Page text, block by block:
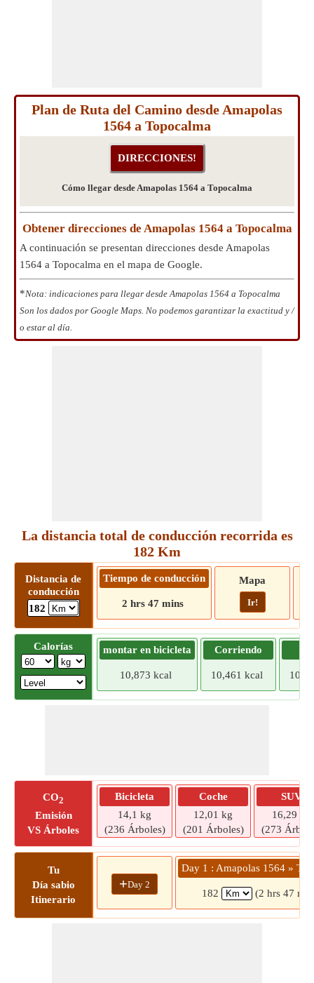
Plan de Ruta del Camino desde Amapolas
1564 a Topocalma
Cómo llegar desde Amapolas 1564 a Topocalma
Obtener direcciones de Amapolas 1564 a Topocalma
A continuación se presentan direcciones desde Amapolas
1564 a Topocalma en el mapa de Google.
*Nota: indicaciones para llegar desde Amapolas 1564 a Topocalma
Son los dados por Google Maps. No podemos garantizar la exactitud y /
o estar al día.
La distancia total de conducción recorrida es
182 Km
Distancia de
conducción
182
Tiempo de conducción
2 hrs 47 mins
Mapa
Ir!
Calorías montar en bicicleta
10,873 kcal
Corriendo
10,461 kcal
CO2
Emisión
VS Árboles
Bicicleta
14,1 kg
(236 Árboles)
Coche
12,01 kg
(201 Árboles)
SUV
16,29 kg
(273
Tu
Día sabio
Itinerario
+Day 2
Day 1 : Amapolas 1564 »
182 (2 hrs 47